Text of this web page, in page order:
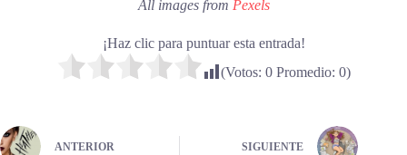
All images from Pexels
¡Haz clic para puntuar esta entrada!
(Votos: 0Promedio: 0)
ANTERIOR SIGUIENTE